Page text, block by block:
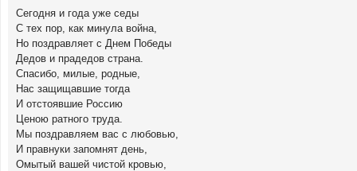
Сегодня и года уже седы
С тех пор, как минула война,
Но поздравляет с Днем Победы
Дедов и прадедов страна.
Спасибо, милые, родные,
Нас защищавшие тогда
И отстоявшие Россию
Ценою ратного труда.
Мы поздравляем вас с любовью,
И правнуки запомнят день,
Омытый вашей чистой кровью,